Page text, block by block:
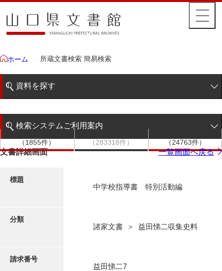
ホーム 所蔵文書検索 簡易検索
資料を探す
階層検索
写真・絵はがき
近代刊行写真帳類
検索システムご利用案内
検索システムの利用について
（1855件）
（283318件）
（24763件）
文書詳細画面 一覧画面へ戻る
標題
中学校指導書 特別活動編
分類
諸家文書 ＞ 益田悌二収集史料
請求番号
益田悌二7